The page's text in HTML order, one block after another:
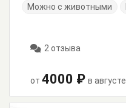
Можно с животными
2 отзыва
от 4000 ₽ в августе